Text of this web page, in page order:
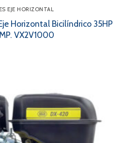
EJE HORIZONTAL
Horizontal Bicilíndrico 35HP
VX2V1000